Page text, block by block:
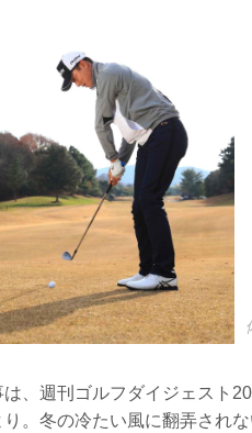
は、週刊ゴルフダイジェスト
。冬の冷たい風に翻弄され